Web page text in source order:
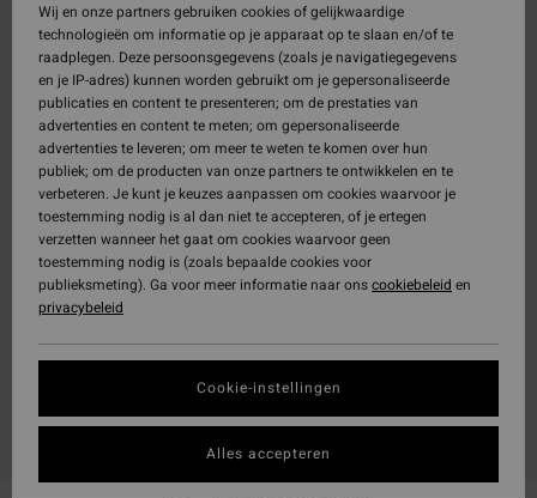
Wij en onze partners gebruiken cookies of gelijkwaardige
technologieën om informatie op je apparaat op te slaan en/of te
raadplegen. Deze persoonsgegevens (zoals je navigatiegegevens
en je IP-adres) kunnen worden gebruikt om je gepersonaliseerde
publicaties en content te presenteren; om de prestaties van
advertenties en content te meten; om gepersonaliseerde
advertenties te leveren; om meer te weten te komen over hun
publiek; om de producten van onze partners te ontwikkelen en te
verbeteren. Je kunt je keuzes aanpassen om cookies waarvoor je
toestemming nodig is al dan niet te accepteren, of je ertegen
verzetten wanneer het gaat om cookies waarvoor geen
toestemming nodig is (zoals bepaalde cookies voor
publieksmeting). Ga voor meer informatie naar onscookiebeleid en
privacybeleid
Cookie-instellingen
Alles accepteren